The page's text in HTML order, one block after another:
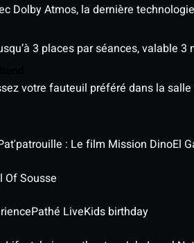
Dolby Atmos, la dernière
3 places par séances, valable
votre fauteuil préféré dans la
: Le film Mission Dino
Of Sousse
Pathé LiveKids birthday